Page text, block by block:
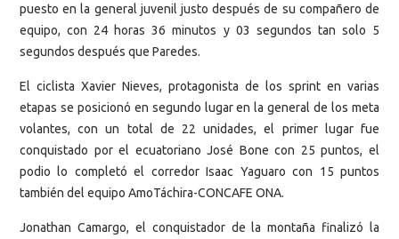
puesto en la general juvenil justo después de su compañero de
equipo, con 24 horas 36 minutos y 03 segundos tan solo 5
segundos después que Paredes.
El ciclista Xavier Nieves, protagonista de los sprint en varias
etapas se posicionó en segundo lugar en la general de los meta
volantes, con un total de 22 unidades, el primer lugar fue
conquistado por el ecuatoriano José Bone con 25 puntos, el
podio lo completó el corredor Isaac Yaguaro con 15 puntos
también del equipo AmoTáchira-CONCAFE ONA.
Jonathan Camargo, el conquistador de la montaña finalizó la